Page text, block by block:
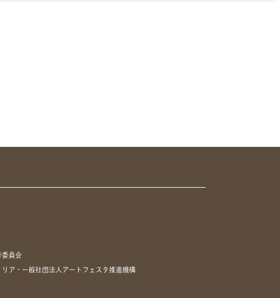
委員会
ア・一般社団法人アートフェスタ推進機構